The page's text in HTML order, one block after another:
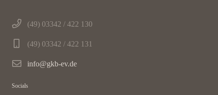
(49) 03342 / 422 130
(49) 03342 / 422 131
info@gkb-ev.de
Socials